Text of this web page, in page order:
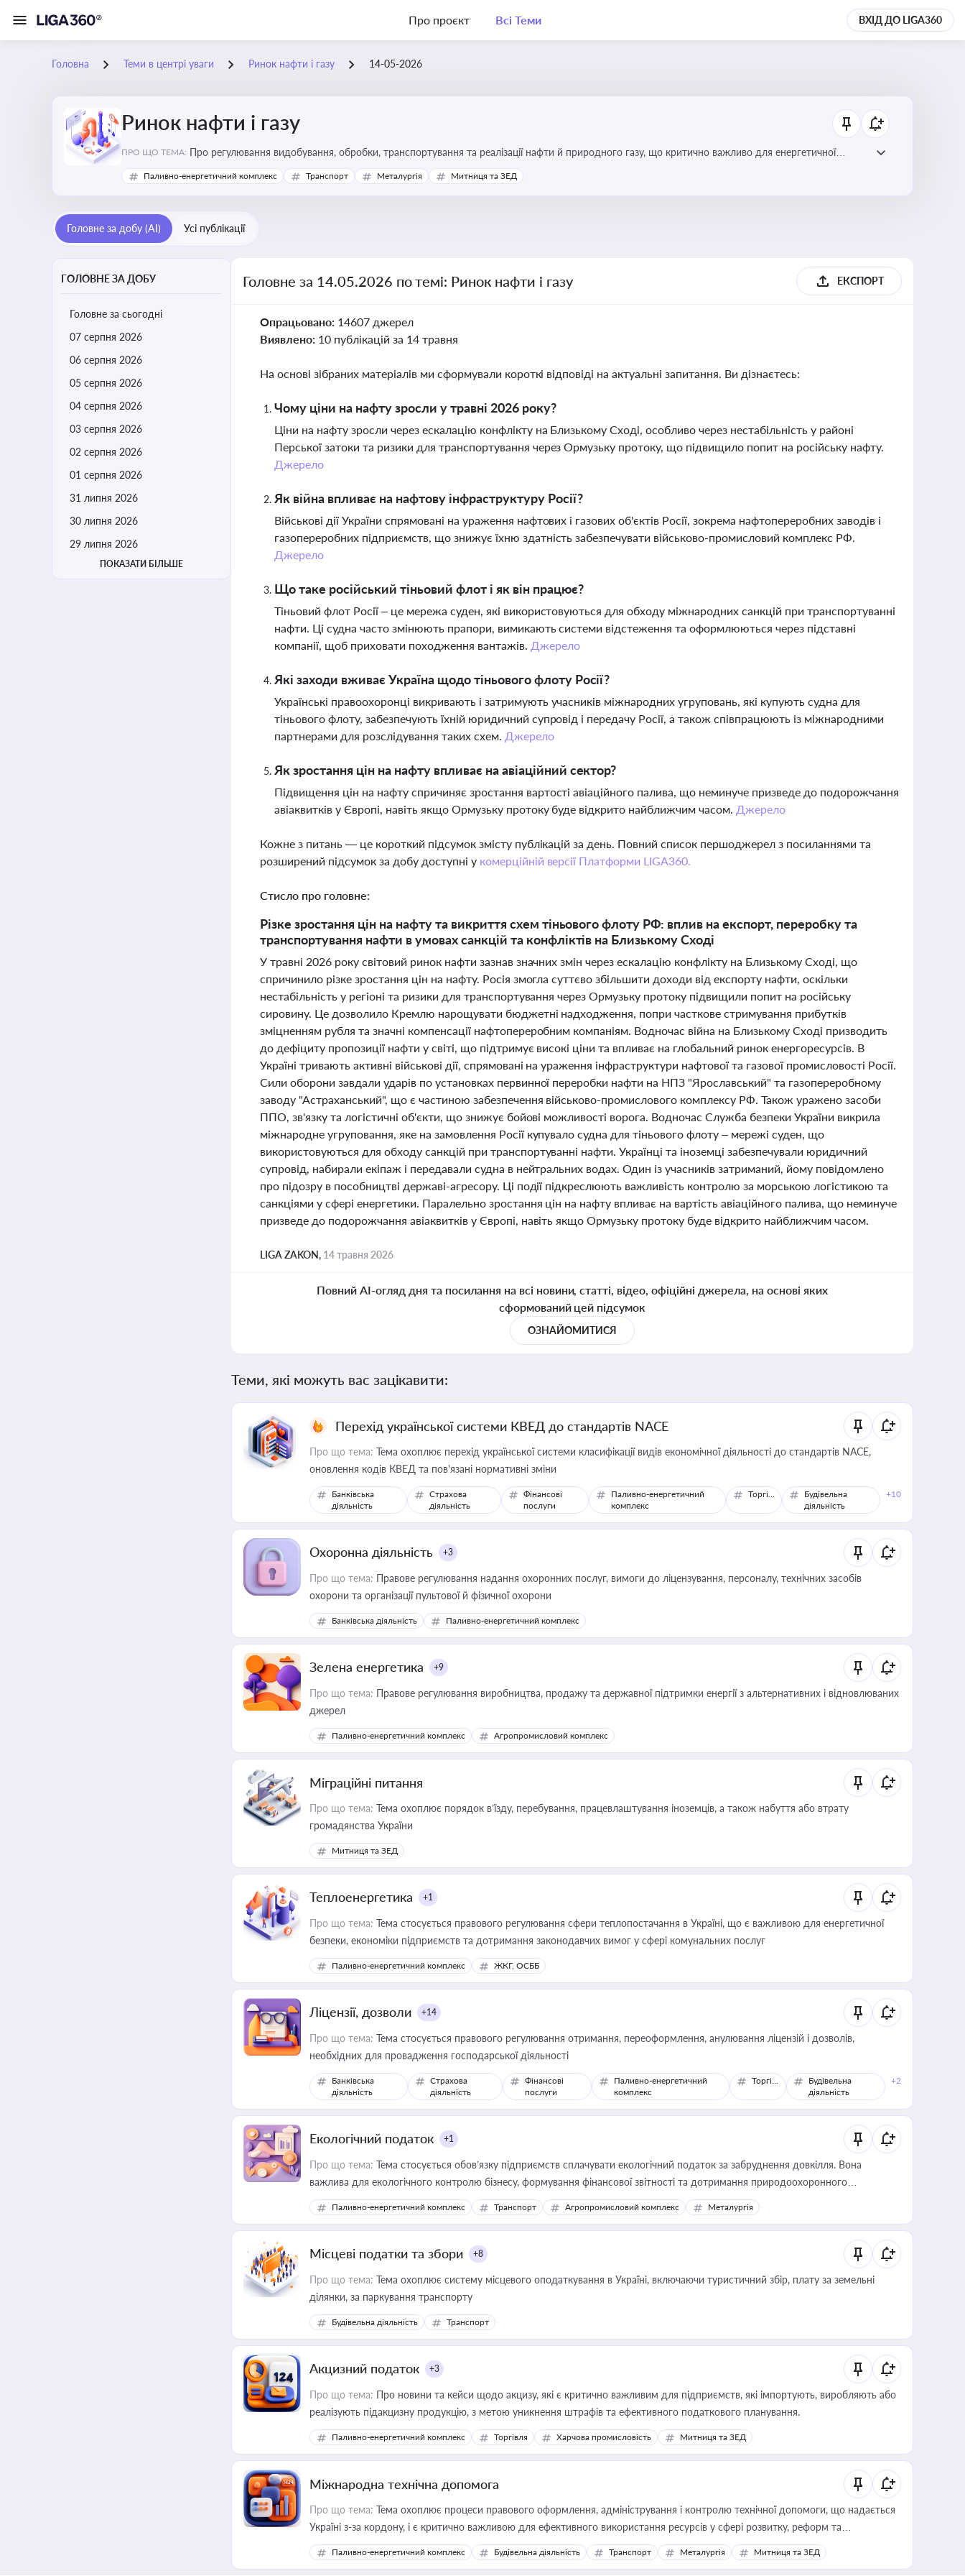
Про проєкт Всі Теми ВХІД ДО LIGA360
Головна Теми в центрі уваги Ринок нафти і газу 14-05-2026
Ринок нафти і газу
ПРО ЩО ТЕМА: Про регулювання видобування, обробки, транспортування та реалізації нафти й природного газу, що критично важливо для енергетичної
безпеки, інвестицій у галузь та дотримання ліцензійних умов діяльності
Паливно-енергетичний комплекс Транспорт Металургія Митниця та ЗЕД
Головне за добу (AI) Усі публікації
ГОЛОВНЕ ЗА ДОБУ
Головне за сьогодні
07 серпня 2026
06 серпня 2026
05 серпня 2026
04 серпня 2026
03 серпня 2026
02 серпня 2026
01 серпня 2026
31 липня 2026
30 липня 2026
29 липня 2026
ПОКАЗАТИ БІЛЬШЕ
Головне за 14.05.2026 по темі: Ринок нафти і газу ЕКСПОРТ
Опрацьовано: 14607 джерел
Виявлено: 10 публікацій за 14 травня
На основі зібраних матеріалів ми сформували короткі відповіді на актуальні запитання. Ви дізнаєтесь:
Чому ціни на нафту зросли у травні 2026 року?
Ціни на нафту зросли через ескалацію конфлікту на Близькому Сході, особливо через нестабільність у районі
Перської затоки та ризики для транспортування через Ормузьку протоку, що підвищило попит на російську нафту.
Джерело
Як війна впливає на нафтову інфраструктуру Росії?
Військові дії України спрямовані на ураження нафтових і газових об'єктів Росії, зокрема нафтопереробних заводів і
газопереробних підприємств, що знижує їхню здатність забезпечувати військово-промисловий комплекс РФ.
Джерело
Що таке російський тіньовий флот і як він працює?
Тіньовий флот Росії – це мережа суден, які використовуються для обходу міжнародних санкцій при транспортуванні
нафти. Ці судна часто змінюють прапори, вимикають системи відстеження та оформлюються через підставні
компанії, щоб приховати походження вантажів. Джерело
Які заходи вживає Україна щодо тіньового флоту Росії?
Українські правоохоронці викривають і затримують учасників міжнародних угруповань, які купують судна для
тіньового флоту, забезпечують їхній юридичний супровід і передачу Росії, а також співпрацюють із міжнародними
партнерами для розслідування таких схем. Джерело
Як зростання цін на нафту впливає на авіаційний сектор?
Підвищення цін на нафту спричиняє зростання вартості авіаційного палива, що неминуче призведе до подорожчання
авіаквитків у Європі, навіть якщо Ормузьку протоку буде відкрито найближчим часом. Джерело
Кожне з питань — це короткий підсумок змісту публікацій за день. Повний список першоджерел з посиланнями та
розширений підсумок за добу доступні у комерційній версії Платформи LIGA360.
Стисло про головне:
Різке зростання цін на нафту та викриття схем тіньового флоту РФ: вплив на експорт, переробку та
транспортування нафти в умовах санкцій та конфліктів на Близькому Сході
У травні 2026 року світовий ринок нафти зазнав значних змін через ескалацію конфлікту на Близькому Сході, що
спричинило різке зростання цін на нафту. Росія змогла суттєво збільшити доходи від експорту нафти, оскільки
нестабільність у регіоні та ризики для транспортування через Ормузьку протоку підвищили попит на російську
сировину. Це дозволило Кремлю нарощувати бюджетні надходження, попри часткове стримування прибутків
зміцненням рубля та значні компенсації нафтопереробним компаніям. Водночас війна на Близькому Сході призводить
до дефіциту пропозиції нафти у світі, що підтримує високі ціни та впливає на глобальний ринок енергоресурсів. В
Україні тривають активні військові дії, спрямовані на ураження інфраструктури нафтової та газової промисловості Росії.
Сили оборони завдали ударів по установках первинної переробки нафти на НПЗ "Ярославський" та газопереробному
заводу "Астраханський", що є частиною забезпечення військово-промислового комплексу РФ. Також уражено засоби
ППО, зв'язку та логістичні об'єкти, що знижує бойові можливості ворога. Водночас Служба безпеки України викрила
міжнародне угруповання, яке на замовлення Росії купувало судна для тіньового флоту – мережі суден, що
використовуються для обходу санкцій при транспортуванні нафти. Українці та іноземці забезпечували юридичний
супровід, набирали екіпаж і передавали судна в нейтральних водах. Один із учасників затриманий, йому повідомлено
про підозру в пособництві державі-агресору. Ці події підкреслюють важливість контролю за морською логістикою та
санкціями у сфері енергетики. Паралельно зростання цін на нафту впливає на вартість авіаційного палива, що неминуче
призведе до подорожчання авіаквитків у Європі, навіть якщо Ормузьку протоку буде відкрито найближчим часом.
LIGA ZAKON, 14 травня 2026
Повний AI-огляд дня та посилання на всі новини, статті, відео, офіційні джерела, на основі яких
сформований цей підсумок
ОЗНАЙОМИТИСЯ
Теми, які можуть вас зацікавити:
Перехід української системи КВЕД до стандартів NACE
Про що тема: Тема охоплює перехід української системи класифікації видів економічної діяльності до стандартів NACE,
оновлення кодів КВЕД та пов'язані нормативні зміни
Банківська
діяльність
Страхова
діяльність
Фінансові
послуги
Паливно-енергетичний
комплекс
Торгівля
Будівельна
діяльність
+10
Охоронна діяльність +3
Про що тема: Правове регулювання надання охоронних послуг, вимоги до ліцензування, персоналу, технічних засобів
охорони та організації пультової й фізичної охорони
Банківська діяльність Паливно-енергетичний комплекс
Зелена енергетика +9
Про що тема: Правове регулювання виробництва, продажу та державної підтримки енергії з альтернативних і відновлюваних
джерел
Паливно-енергетичний комплекс Агропромисловий комплекс
Міграційні питання
Про що тема: Тема охоплює порядок в’їзду, перебування, працевлаштування іноземців, а також набуття або втрату
громадянства України
Митниця та ЗЕД
Теплоенергетика +1
Про що тема: Тема стосується правового регулювання сфери теплопостачання в Україні, що є важливою для енергетичної
безпеки, економіки підприємств та дотримання законодавчих вимог у сфері комунальних послуг
Паливно-енергетичний комплекс ЖКГ, ОСББ
Ліцензії, дозволи +14
Про що тема: Тема стосується правового регулювання отримання, переоформлення, анулювання ліцензій і дозволів,
необхідних для провадження господарської діяльності
Банківська
діяльність
Страхова
діяльність
Фінансові
послуги
Паливно-енергетичний
комплекс
Торгівля
Будівельна
діяльність
+2
Екологічний податок +1
Про що тема: Тема стосується обов’язку підприємств сплачувати екологічний податок за забруднення довкілля. Вона
важлива для екологічного контролю бізнесу, формування фінансової звітності та дотримання природоохоронного
законодавства
Паливно-енергетичний комплекс Транспорт Агропромисловий комплекс Металургія
Місцеві податки та збори +8
Про що тема: Тема охоплює систему місцевого оподаткування в Україні, включаючи туристичний збір, плату за земельні
ділянки, за паркування транспорту
Будівельна діяльність Транспорт
Акцизний податок +3
Про що тема: Про новини та кейси щодо акцизу, які є критично важливим для підприємств, які імпортують, виробляють або
реалізують підакцизну продукцію, з метою уникнення штрафів та ефективного податкового планування.
Паливно-енергетичний комплекс Торгівля Харчова промисловість Митниця та ЗЕД
Міжнародна технічна допомога
Про що тема: Тема охоплює процеси правового оформлення, адміністрування і контролю технічної допомоги, що надається
Україні з-за кордону, і є критично важливою для ефективного використання ресурсів у сфері розвитку, реформ та
інфраструктурних проєктів
Паливно-енергетичний комплекс Будівельна діяльність Транспорт Металургія Митниця та ЗЕД